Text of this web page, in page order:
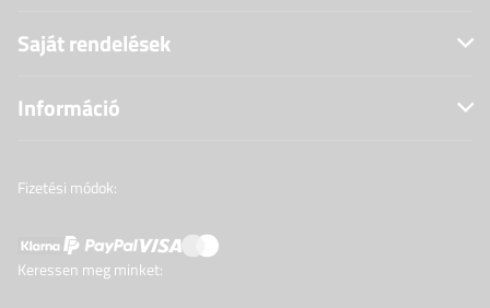
Saját rendelések
Információ
Fizetési módok:
Keressen meg minket: